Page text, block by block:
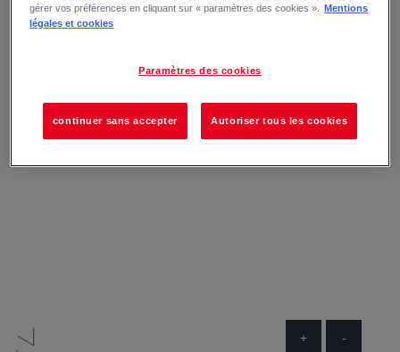
+ -
gérer vos préférences en cliquant sur « paramètres des cookies ».
Mentions
légales et cookies
Paramètres des cookies
continuer sans accepter Autoriser tous les cookies